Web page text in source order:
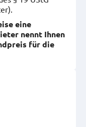
eine
nennt Ihnen
für die